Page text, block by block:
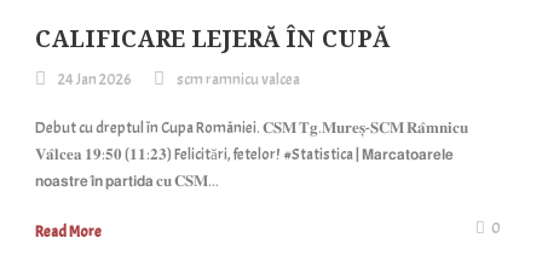
CALIFICARE LEJERĂ ÎN CUPĂ
24 Jan 2026 scm ramnicu valcea
Debut cu dreptul în Cupa României. 𝐂𝐒𝐌 𝐓𝐠.𝐌𝐮𝐫𝐞𝐬̦-𝐒𝐂𝐌 𝐑𝐚̂𝐦𝐧𝐢𝐜𝐮
𝐕𝐚̂𝐥𝐜𝐞𝐚 𝟏𝟗:𝟓𝟎 (𝟏𝟏:𝟐𝟑) Felicitări, fetelor! #Statistica | 𝗠𝗮𝗿𝗰𝗮𝘁𝗼𝗮𝗿𝗲𝗹𝗲
𝗻𝗼𝗮𝘀𝘁𝗿𝗲 𝗶̂𝗻 𝗽𝗮𝗿𝘁𝗶𝗱𝗮 𝐜𝐮 𝐂𝐒𝐌...
Read More 0